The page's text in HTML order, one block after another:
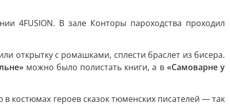
4FUSION. В зале Конторы пароходства проходил
открытку с ромашками, сплести браслет из бисера.
можно было полистать книги, а в «Самоварне у
костюмах героев сказок тюменских писателей — так